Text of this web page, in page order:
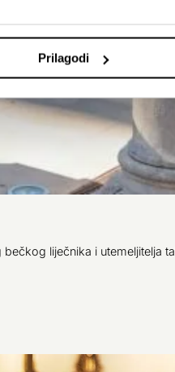
Prilagodi
liječnika i utemeljitelja